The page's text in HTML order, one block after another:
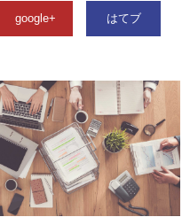
google+ はてブ